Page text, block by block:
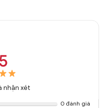
nhận xét
0 đánh giá